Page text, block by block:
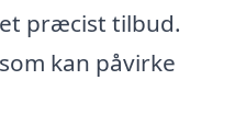
præcist tilbud.
kan påvirke